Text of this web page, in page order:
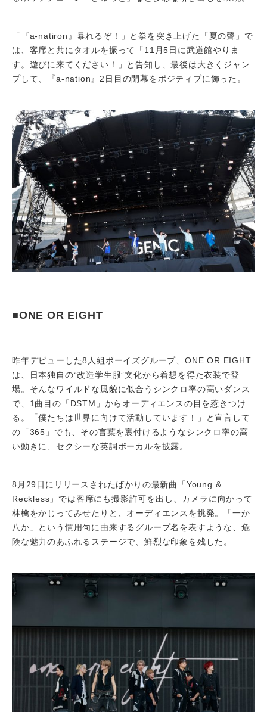
「『a-natiron』暴れるぞ！」と拳を突き上げた「夏の聲」で
は、客席と共にタオルを振って「11月5日に武道館やりま
す。遊びに来てください！」と告知し、最後は大きくジャン
プして、『a-nation』2日目の開幕をポジティブに飾った。
■ONE OR EIGHT
昨年デビューした8人組ボーイズグループ、ONE OR EIGHT
は、日本独自の“改造学生服”文化から着想を得た衣装で登
場。そんなワイルドな風貌に似合うシンクロ率の高いダンス
で、1曲目の「DSTM」からオーディエンスの目を惹きつけ
る。「僕たちは世界に向けて活動しています！」と宣言して
の「365」でも、その言葉を裏付けるようなシンクロ率の高
い動きに、セクシーな英詞ボーカルを披露。
8月29日にリリースされたばかりの最新曲「Young &
Reckless」では客席にも撮影許可を出し、カメラに向かって
林檎をかじってみせたりと、オーディエンスを挑発。「一か
八か」という慣用句に由来するグループ名を表すような、危
険な魅力のあふれるステージで、鮮烈な印象を残した。